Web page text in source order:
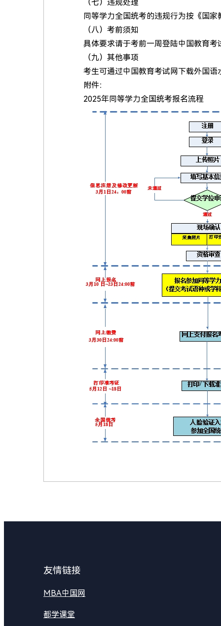
（七）违规处理
同等学力全国统考的违规行为按《国
（八）考前须知
具体要求请于考前一周登陆中国教育
（九）其他事项
考生可通过中国教育考试网下载外国
附件：
2025年同等学力全国统考报名流程
友情链接
MBA中国网
都学课堂